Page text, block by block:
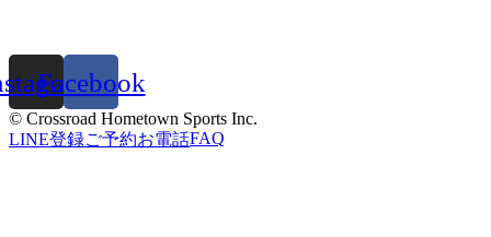
Facebook
© Crossroad Hometown Sports Inc.
LINE登録ご予約お電話FAQ